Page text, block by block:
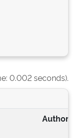
0.002 seconds).